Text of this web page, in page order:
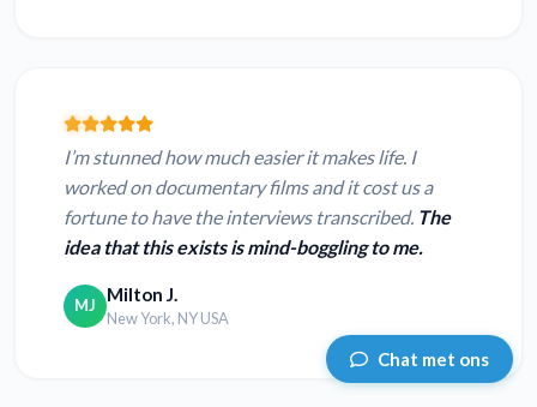
I’m stunned how much easier it makes life. I
worked on documentary films and it cost us a
fortune to have the interviews transcribed. The
idea that this exists is mind-boggling to me.
MJ Milton J.
New York, NY USA
Chat met ons